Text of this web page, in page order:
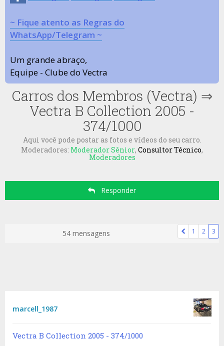
~ Fique atento as Regras do
WhatsApp/Telegram ~
Um grande abraço,
Equipe - Clube do Vectra
Carros dos Membros (Vectra) ⇒
Vectra B Collection 2005 -
374/1000
Aqui você pode postar as fotos e vídeos do seu carro.
Moderadores: Moderador Sênior, Consultor Técnico,
Moderadores
Responder
54 mensagens 1 2 3
marcell_1987
Vectra B Collection 2005 - 374/1000